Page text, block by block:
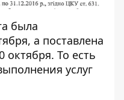
была
а поставлена
октября. То есть
услуг